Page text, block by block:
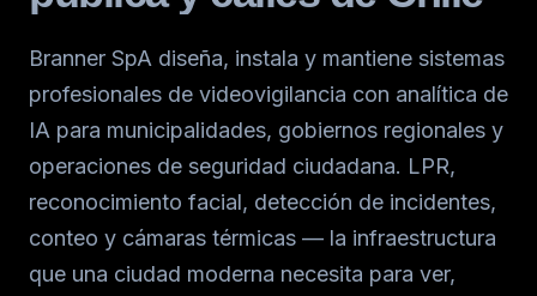
Branner SpA diseña, instala y mantiene sistemas
profesionales de videovigilancia con analítica de
IA para municipalidades, gobiernos regionales y
operaciones de seguridad ciudadana. LPR,
reconocimiento facial, detección de incidentes,
conteo y cámaras térmicas — la infraestructura
que una ciudad moderna necesita para ver,